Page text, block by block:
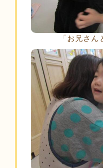
「お兄さん